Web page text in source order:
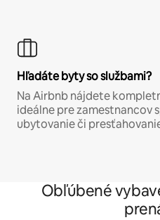
Hľadáte byty so službami?
Na Airbnb nájdete
ideálne pre zamestnancov
ubytovanie či
Obľúbené